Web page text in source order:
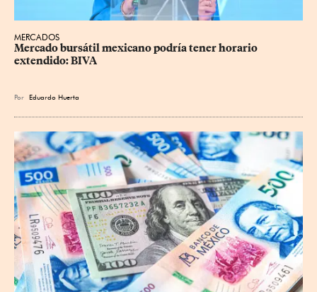
MERCADOS
Mercado bursátil mexicano podría tener horario
extendido: BIVA
Por Eduardo Huerta